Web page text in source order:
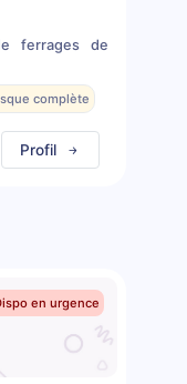
ferrages de
complète
Profil
en urgence